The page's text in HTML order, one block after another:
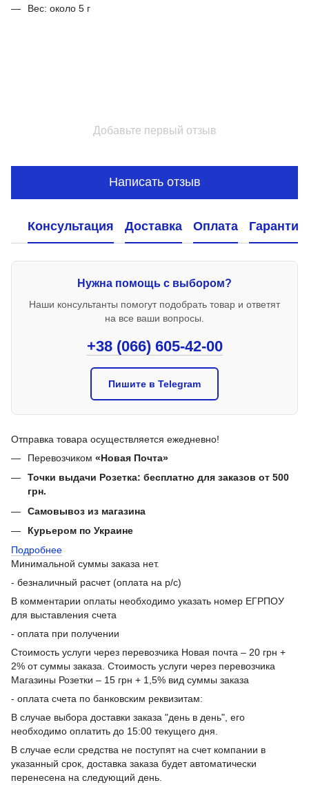
Вес: около 5 г
Добавьте первый отзыв
Написать отзыв
Консультация Доставка Оплата Гарантия
Нужна помощь с выбором?
Наши консультанты помогут подобрать товар и ответят
на все ваши вопросы.
+38 (066) 605-42-00
Пишите в Telegram
Отправка товара осуществляется ежедневно!
Перевозчиком «Новая Почта»
Точки выдачи Розетка: бесплатно для заказов от 500
грн.
Самовывоз из магазина
Курьером по Украине
Подробнее
Минимальной суммы заказа нет.
- безналичный расчет (оплата на р/с)
В комментарии оплаты необходимо указать номер ЕГРПОУ
для выставления счета
- оплата при получении
Стоимость услуги через перевозчика Новая почта – 20 грн +
2% от суммы заказа. Стоимость услуги через перевозчика
Магазины Розетки – 15 грн + 1,5% вид суммы заказа
- оплата счета по банковским реквизитам:
В случае выбора доставки заказа "день в день", его
необходимо оплатить до 15:00 текущего дня.
В случае если средства не поступят на счет компании в
указанный срок, доставка заказа будет автоматически
перенесена на следующий день.